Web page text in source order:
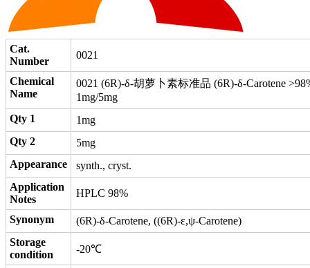
Cat.
Number
0021
Chemical
Name
0021 (6R)‐δ‐胡萝卜素标准品 (6R)‐δ‐Carotene
1mg/5mg
Qty 1
1mg
Qty 2
5mg
Appearance
synth., cryst.
Application
Notes
HPLC 98%
Synonym
(6R)‐δ‐Carotene, ((6R)‐ε,ψ‐Carotene)
Storage
condition
-20℃